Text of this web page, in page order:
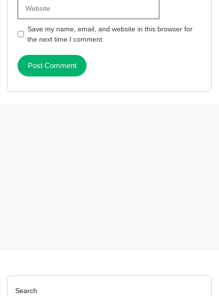
Save my name, email, and website in this browser for
the next time I comment.
Search